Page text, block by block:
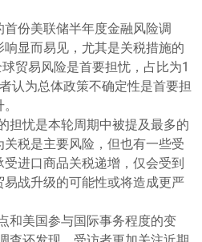
份美联储半年度金融风险调
显而易见，尤其是关税措施的
贸易风险是首要担忧，占比为1
认为总体政策不确定性是首要担
担忧是本轮周期中被提及最多的
税是主要风险，但也有一些受
进口商品关税递增，仅会受到
战升级的可能性或将造成更严
和美国参与国际事务程度的变